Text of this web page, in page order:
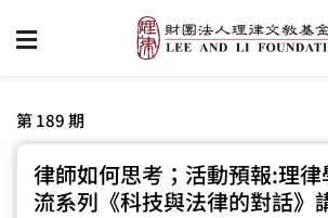
第 189 期
律師如何思考；活動預報:理
流系列《科技與法律的對話》